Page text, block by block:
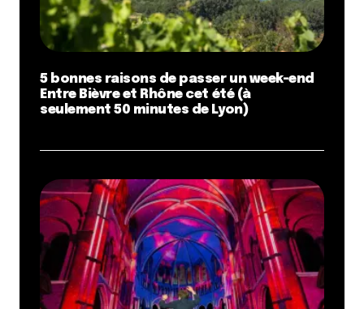
5 bonnes raisons de passer un week-end
Entre Bièvre et Rhône cet été (à
seulement 50 minutes de Lyon)